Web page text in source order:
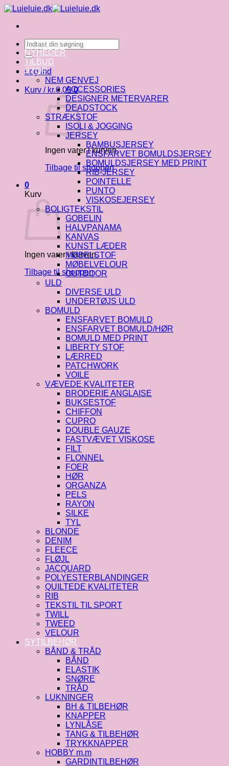
Fortsæt
indhold
Søg
efter:
Log ind
Kurv / kr.0.00 0
Ingen varer i kurven.
Tilbage til shoppen
0
Kurv
Ingen varer i kurven.
Tilbage til shoppen
NYHEDER
TILBUD
STOF
NEM GENVEJ
ACCESSORIES
DESIGNER METERVARER
DEADSTOCK
STRÆKSTOF
ISOLI & JOGGING
JERSEY
BAMBUSJERSEY
ENSFARVET BOMULDSJERSEY
BOMULDSJERSEY MED PRINT
RIB-JERSEY
POINTELLE
PUNTO
VISKOSEJERSEY
BOLIGTEKSTIL
GOBELIN
HALVPANAMA
KANVAS
KUNST LÆDER
MØBELSTOF
MØBELVELOUR
OUTDOOR
ULD
DIVERSE ULD
UNDERTØJS ULD
BOMULD
ENSFARVET BOMULD
ENSFARVET BOMULD/HØR
BOMULD MED PRINT
LIBERTY STOF
LÆRRED
PATCHWORK
VOILE
VÆVEDE KVALITETER
BRODERIE ANGLAISE
BUKSESTOF
CHIFFON
CUPRO
DOUBLE GAUZE
FASTVÆVET VISKOSE
FILT
FLONNEL
FOER
HØR
ORGANZA
PELS
RAYON
SILKE
TYL
BLONDE
DENIM
FLEECE
FLØJL
JACQUARD
POLYESTERBLANDINGER
QUILTEDE KVALITETER
RIB
TEKSTIL TIL SPORT
TWILL
TWEED
VELOUR
SYTILBEHØR
BÅND & TRÅD
BÅND
ELASTIK
SNØRE
TRÅD
LUKNINGER
BH & TILBEHØR
KNAPPER
LYNLÅSE
TANG & TILBEHØR
TRYKKNAPPER
HOBBY m.m
GARDINTILBEHØR